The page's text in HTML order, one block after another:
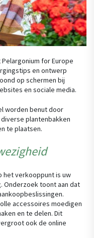
for Europe
en ontwerp
op schermen bij
en sociale media.
worden benut door
plantenbakken
te plaatsen.
het verkooppunt is uw
Onderzoek toont aan dat
accessoires moedigen
en te delen. Dit
ook de online